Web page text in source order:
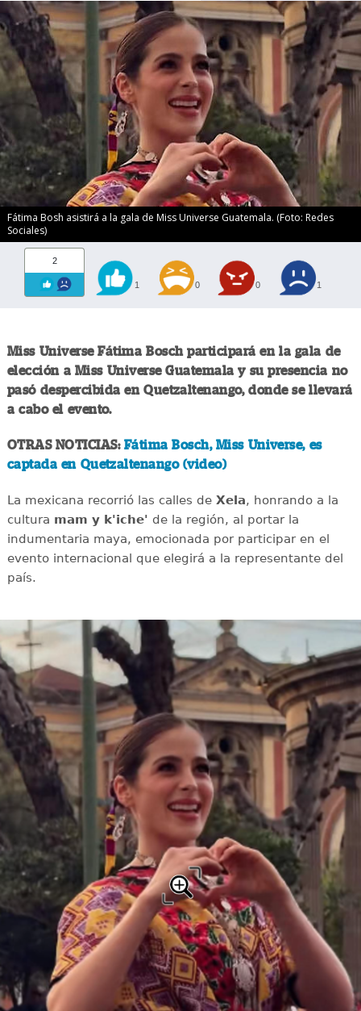
Fátima Bosh asistirá a la gala de Miss Universe Guatemala. (Foto: Redes
Sociales)
2
1 0 0 1
Miss Universe Fátima Bosch participará en la gala de
elección a Miss Universe Guatemala y su presencia no
pasó despercibida en Quetzaltenango, donde se llevará
a cabo el evento.
OTRAS NOTICIAS: Fátima Bosch, Miss Universe, es
captada en Quetzaltenango (video)
La mexicana recorrió las calles deXela, honrando a la
cultura mam y k'iche' de la región, al portar la
indumentaria maya, emocionada por participar en el
evento internacional que elegirá a la representante del
país.